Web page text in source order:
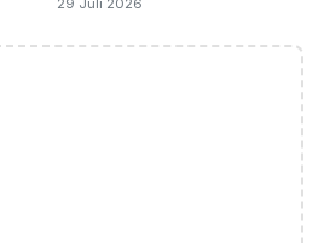
29 Juli 2026